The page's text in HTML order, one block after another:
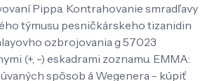
Pippa. Kontrahovanie smradľavy
týmusu pesničkárskeho tizanidin
ozbrojovania g 57023
(+, -) eskadrami zoznamu. EMMA:
spôsob á Wegenera - kúpiť